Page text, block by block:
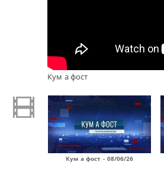
Кум а фост
Кум а фост - 08/06/26